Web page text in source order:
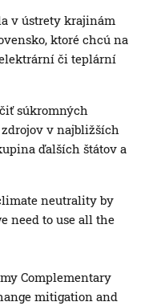
v ústrety krajinám
ktoré chcú na
či teplární
súkromných
v najbližších
ďalších štátov a
neutrality by
need to use all the
Complementary
mitigation and